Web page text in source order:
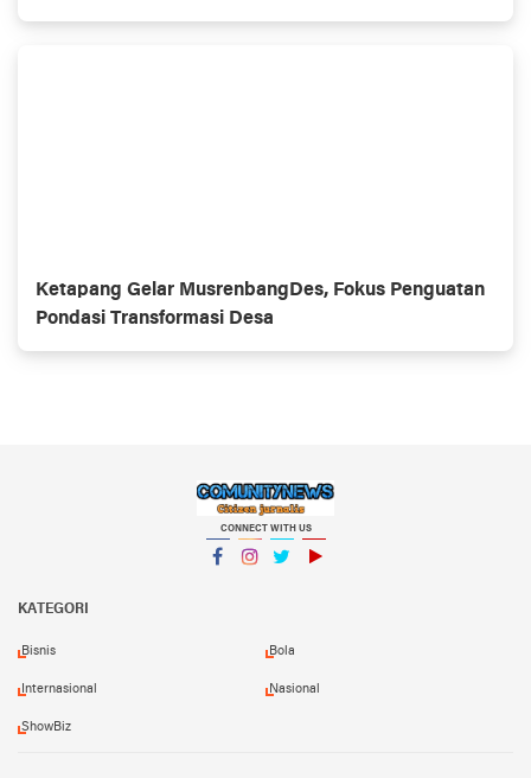
Ketapang Gelar MusrenbangDes, Fokus Penguatan
Pondasi Transformasi Desa
CONNECT WITH US
KATEGORI
Bisnis Bola
Internasional Nasional
ShowBiz